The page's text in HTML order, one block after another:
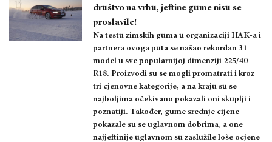
društvo na vrhu, jeftine gume nisu se
proslavile!
Na testu zimskih guma u organizaciji HAK-a i
partnera ovoga puta se našao rekordan 31
model u sve popularnijoj dimenziji 225/40
R18. Proizvodi su se mogli promatrati i kroz
tri cjenovne kategorije, a na kraju su se
najboljima očekivano pokazali oni skuplji i
poznatiji. Također, gume srednje cijene
pokazale su se uglavnom dobrima, a one
najjeftinije uglavnom su zaslužile loše ocjene